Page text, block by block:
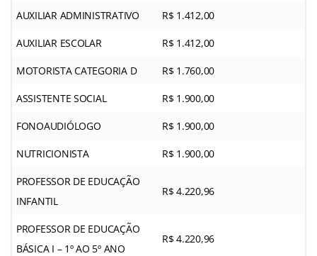
AUXILIAR ADMINISTRATIVO R$ 1.412,00
AUXILIAR ESCOLAR R$ 1.412,00
MOTORISTA CATEGORIA D R$ 1.760,00
ASSISTENTE SOCIAL R$ 1.900,00
FONOAUDIÓLOGO R$ 1.900,00
NUTRICIONISTA R$ 1.900,00
PROFESSOR DE EDUCAÇÃO
INFANTIL
R$ 4.220,96
PROFESSOR DE EDUCAÇÃO
BÁSICA I – 1º AO 5º ANO
R$ 4.220,96